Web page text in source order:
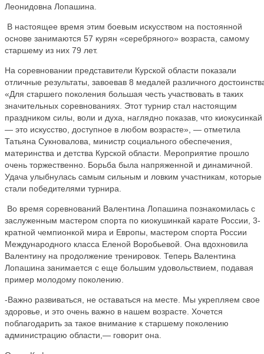
Леонидовна Лопашина.
В настоящее время этим боевым искусством на постоянной
основе занимаются 57 курян «серебряного» возраста, самому
старшему из них 79 лет.
На соревновании представители Курской области показали
отличные результаты, завоевав 8 медалей различного
«Для старшего поколения большая честь участвовать в таких
значительных соревнованиях. Этот турнир стал настоящим
праздником силы, воли и духа, наглядно показав, что киокусинкай
— это искусство, доступное в любом возрасте», — отметила
Татьяна Сукновалова, министр социального обеспечения,
материнства и детства Курской области. Мероприятие прошло
очень торжественно. Борьба была напряженной и динамичной.
Удача улыбнулась самым сильным и ловким участникам, которые
стали победителями турнира.
Во время соревнований Валентина Лопашина познакомилась с
заслуженным мастером спорта по киокушинкай карате России, 3-
кратной чемпионкой мира и Европы, мастером спорта России
Международного класса Еленой Воробьевой. Она вдохновила
Валентину на продолжение тренировок. Теперь Валентина
Лопашина занимается с еще большим удовольствием, подавая
пример молодому поколению.
-Важно развиваться, не оставаться на месте. Мы укрепляем свое
здоровье, и это очень важно в нашем возрасте. Хочется
поблагодарить за такое внимание к старшему поколению
администрацию области,— говорит она.